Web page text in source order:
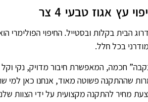
עץ אגוז טבעי 4 צר
הבית בקלות ובסטייל. החיפוי הפולימרי
בכל חלל.
חכמה, המאפשרת חיבור מדויק, נקי וקל
שההתקנה פשוטה מאוד, אנחנו כאן למי
מחיר להתקנה מקצועית על ידי הצוות